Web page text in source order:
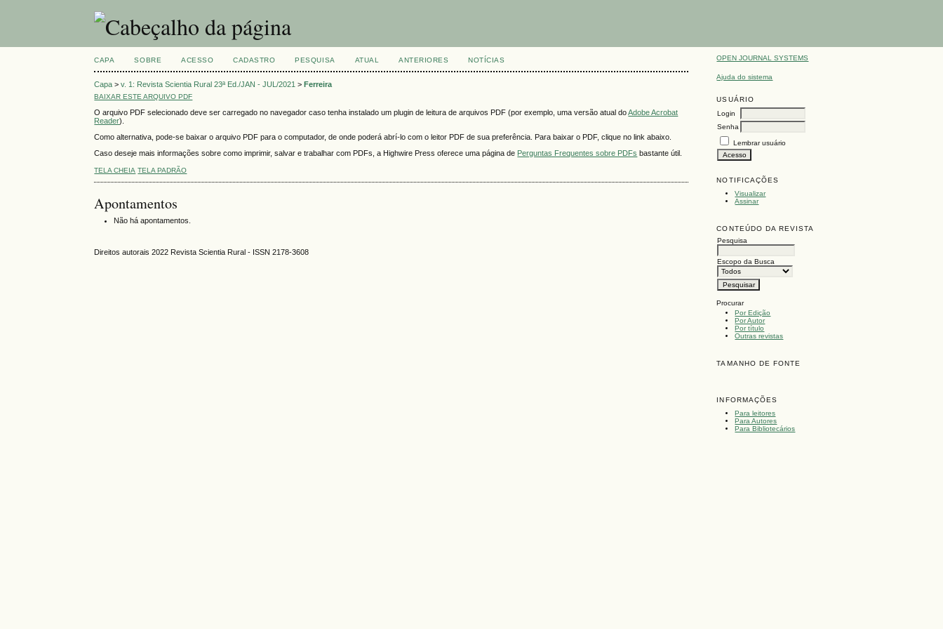
OPEN JOURNAL SYSTEMS
Ajuda do sistema
USUÁRIO
Login
Senha
Lembrar usuário
NOTIFICAÇÕES
Visualizar
Assinar
CONTEÚDO DA REVISTA
Pesquisa
Escopo da Busca
Procurar
Por Edição
Por Autor
Por título
Outras revistas
TAMANHO DE FONTE
INFORMAÇÕES
Para leitores
Para Autores
Para Bibliotecários
CAPA SOBRE ACESSO CADASTRO PESQUISA ATUAL ANTERIORES NOTÍCIAS
Capa >v. 1: Revista Scientia Rural 23ª Ed./JAN - JUL/2021 >Ferreira
BAIXAR ESTE ARQUIVO PDF
O arquivo PDF selecionado deve ser carregado no navegador caso tenha instalado um plugin de leitura de arquivos PDF (por exemplo, uma versão atual doAdobe Acrobat
Reader).
Como alternativa, pode-se baixar o arquivo PDF para o computador, de onde poderá abrí-lo com o leitor PDF de sua preferência. Para baixar o PDF, clique no link abaixo.
Caso deseje mais informações sobre como imprimir, salvar e trabalhar com PDFs, a Highwire Press oferece uma página de Perguntas Frequentes sobre PDFs bastante útil.
TELA CHEIA TELA PADRÃO
Apontamentos
Não há apontamentos.
Direitos autorais 2022 Revista Scientia Rural - ISSN 2178-3608